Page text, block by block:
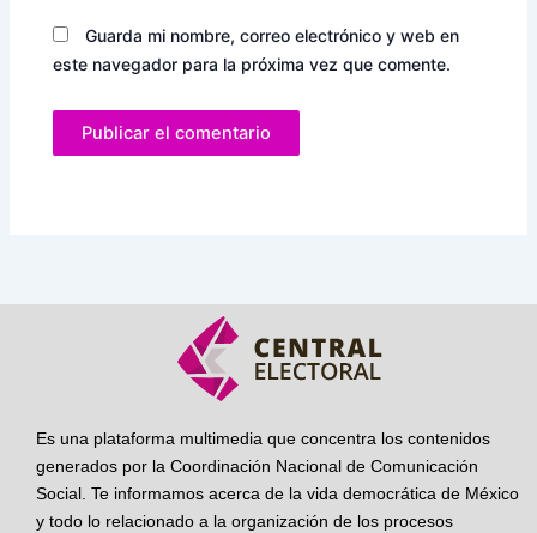
Guarda mi nombre, correo electrónico y web en
este navegador para la próxima vez que comente.
Es una plataforma multimedia que concentra los contenidos
generados por la Coordinación Nacional de Comunicación
Social. Te informamos acerca de la vida democrática de México
y todo lo relacionado a la organización de los procesos